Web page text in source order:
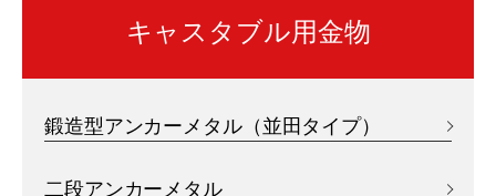
キャスタブル用金物
鍛造型アンカーメタル（並田タイプ）
二段アンカーメタル